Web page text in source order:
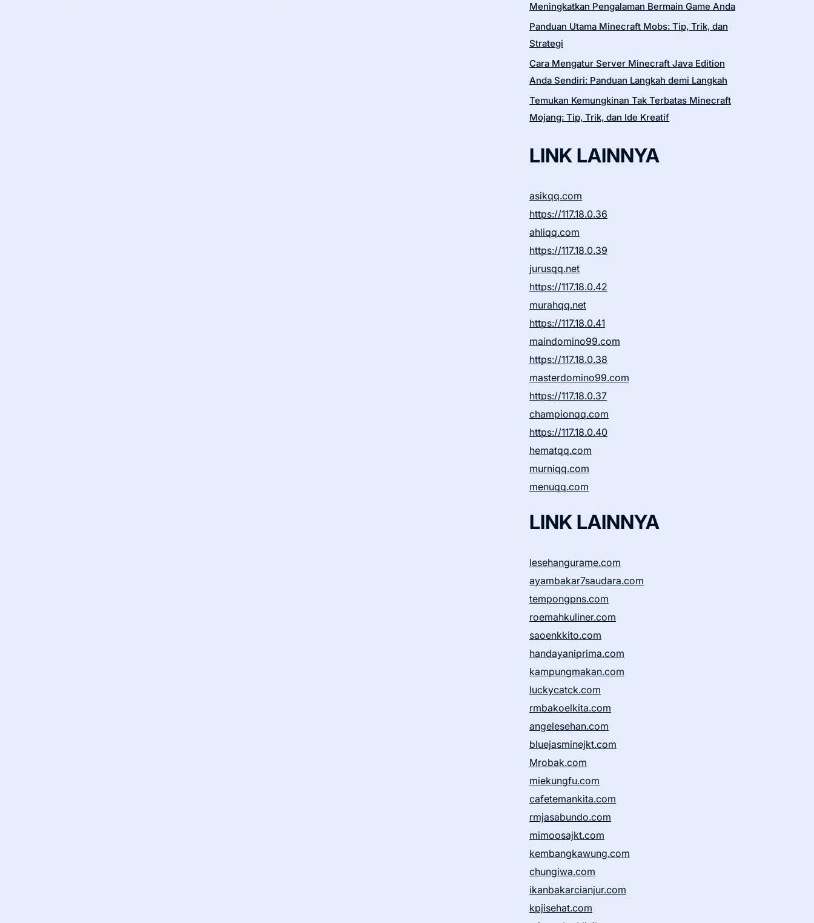
Meningkatkan Pengalaman Bermain Game Anda
Panduan Utama Minecraft Mobs: Tip, Trik, dan
Strategi
Cara Mengatur Server Minecraft Java Edition
Anda Sendiri: Panduan Langkah demi Langkah
Temukan Kemungkinan Tak Terbatas Minecraft
Mojang: Tip, Trik, dan Ide Kreatif
LINK LAINNYA
asikqq.com
https://117.18.0.36
ahliqq.com
https://117.18.0.39
jurusqq.net
https://117.18.0.42
murahqq.net
https://117.18.0.41
maindomino99.com
https://117.18.0.38
masterdomino99.com
https://117.18.0.37
championqq.com
https://117.18.0.40
hematqq.com
murniqq.com
menuqq.com
LINK LAINNYA
lesehangurame.com
ayambakar7saudara.com
tempongpns.com
roemahkuliner.com
saoenkkito.com
handayaniprima.com
kampungmakan.com
luckycatck.com
rmbakoelkita.com
angelesehan.com
bluejasminejkt.com
Mrobak.com
miekungfu.com
cafetemankita.com
rmjasabundo.com
mimoosajkt.com
kembangkawung.com
chungiwa.com
ikanbakarcianjur.com
kpjisehat.com